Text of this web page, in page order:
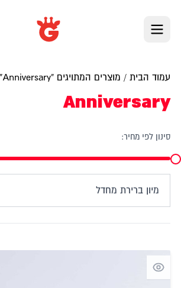
עמוד הבית / מוצרים המתויגים “Anniversary”
Anniversary
סינון לפי מחיר:
מיון ברירת מחדל